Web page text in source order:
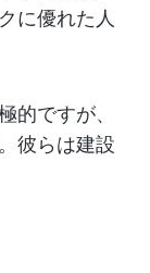
に優れた人
的ですが、
彼らは建設